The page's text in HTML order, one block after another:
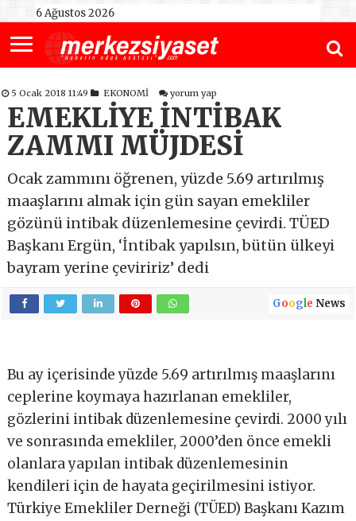
6 Ağustos 2026
5 Ocak 2018 11:49 EKONOMİ yorum yap
EMEKLİYE İNTİBAK
ZAMMI MÜJDESİ
Ocak zammını öğrenen, yüzde 5.69 artırılmış
maaşlarını almak için gün sayan emekliler
gözünü intibak düzenlemesine çevirdi. TÜED
Başkanı Ergün, ‘İntibak yapılsın, bütün ülkeyi
bayram yerine çeviririz’ dedi
Google News
Bu ay içerisinde yüzde 5.69 artırılmış maaşlarını
ceplerine koymaya hazırlanan emekliler,
gözlerini intibak düzenlemesine çevirdi. 2000 yılı
ve sonrasında emekliler, 2000’den önce emekli
olanlara yapılan intibak düzenlemesinin
kendileri için de hayata geçirilmesini istiyor.
Türkiye Emekliler Derneği (TÜED) Başkanı Kazım